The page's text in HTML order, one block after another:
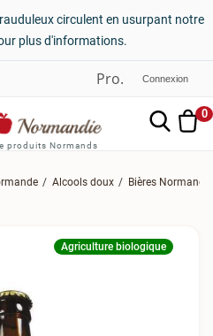
circulent en usurpant notre
plus d'informations.
Connexion
produits Normands
0
Alcools doux Bières
Agriculture biologique